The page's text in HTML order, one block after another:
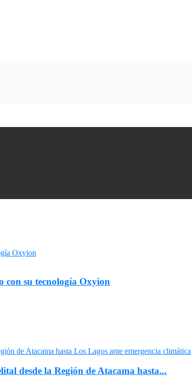
con su tecnología Oxyion
desde la Región de Atacama hasta...